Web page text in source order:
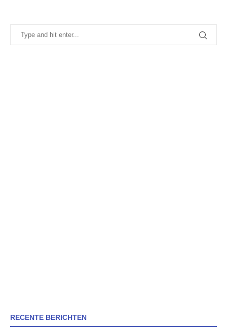
RECENTE BERICHTEN